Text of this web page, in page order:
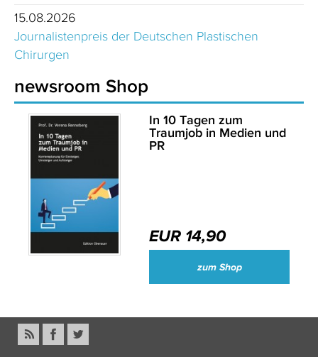
15.08.2026
Journalistenpreis der Deutschen Plastischen
Chirurgen
newsroom Shop
In 10 Tagen zum
Traumjob in Medien und
PR
EUR 14,90
zum Shop